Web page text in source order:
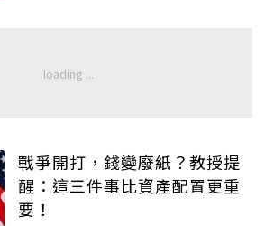
戰爭開打，錢變廢紙？教授提
醒：這三件事比資產配置更重
要！